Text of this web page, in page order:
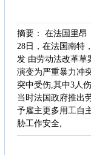
摘要： 在法国里昂
28日，在法国南特
发 由劳动法改革草
演变为严重暴力冲
突中受伤,其中3人
当时法国政府推出
予雇主更多用工自
胁工作安全,